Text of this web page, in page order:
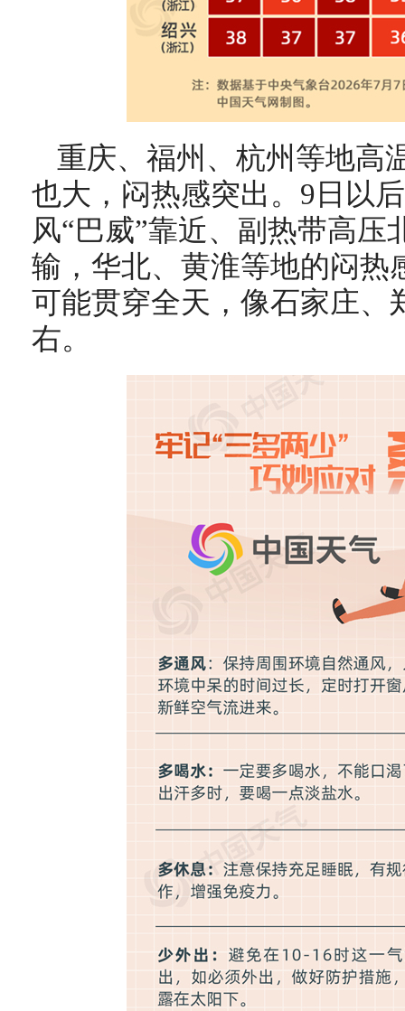
重庆、福州、杭州等地高
也大，闷热感突出。9日以
风“巴威”靠近、副热带高压
输，华北、黄淮等地的闷热
可能贯穿全天，像石家庄
右。